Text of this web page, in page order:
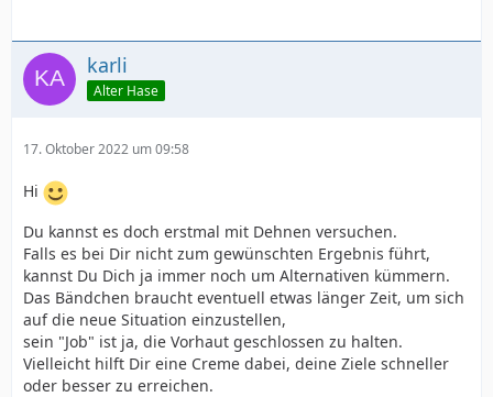
karli
Alter Hase
17. Oktober 2022 um 09:58
Hi
Du kannst es doch erstmal mit Dehnen versuchen.
Falls es bei Dir nicht zum gewünschten Ergebnis führt,
kannst Du Dich ja immer noch um Alternativen kümmern.
Das Bändchen braucht eventuell etwas länger Zeit, um sich
auf die neue Situation einzustellen,
sein "Job" ist ja, die Vorhaut geschlossen zu halten.
Vielleicht hilft Dir eine Creme dabei, deine Ziele schneller
oder besser zu erreichen.